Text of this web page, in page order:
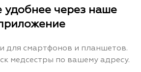
удобнее через наше
для смартфонов и планшетов.
медсестры по вашему адресу.